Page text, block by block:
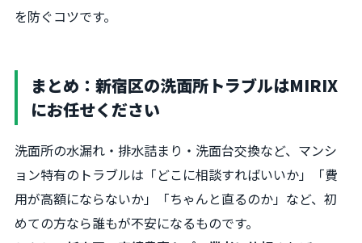
を防ぐコツです。
まとめ：新宿区の洗面所トラブルはMIRIX
にお任せください
洗面所の水漏れ・排水詰まり・洗面台交換など、マンシ
ョン特有のトラブルは「どこに相談すればいいか」「費
用が高額にならないか」「ちゃんと直るのか」など、初
めての方なら誰もが不安になるものです。